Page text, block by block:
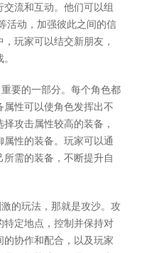
流和互动。他们可以组
活动，加强彼此之间的信
玩家可以结交新朋友，
要的一部分。每个角色都
性可以使角色发挥出不
攻击属性较高的装备，
性的装备。玩家可以通
需的装备，不断提升自
的玩法，那就是攻沙。攻
特定地点，控制并保持对
协作和配合，以及玩家